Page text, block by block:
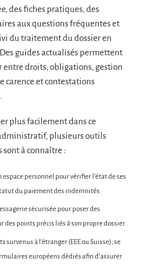
des fiches pratiques, des
aux questions fréquentes et
du traitement du dossier en
guides actualisés permettent
entre droits, obligations, gestion
carence et contestations
plus facilement dans ce
plusieurs outils
à connaître :
espace personnel pour vérifier l’état de ses
du paiement des indemnités.
sécurisée pour poser des
des points précis liés à son propre dossier.
survenus à l’étranger (EEE ou Suisse), se
européens dédiés afin d’assurer